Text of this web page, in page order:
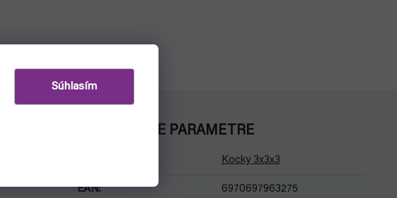
Súhlasím
DODATOČNÉ PARAMETRE
Kocky 3x3x3
EAN: 6970697963275